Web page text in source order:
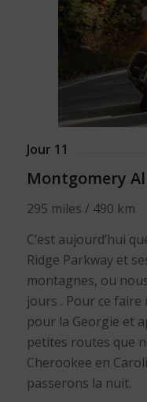
Jour 11
Montgomery Al
295 miles / 490 km
C’est aujourd’hui
Ridge Parkway et
montagnes, ou
jours . Pour ce faire
pour la Georgie et
petites routes que
Cherookee en
passerons la nuit.